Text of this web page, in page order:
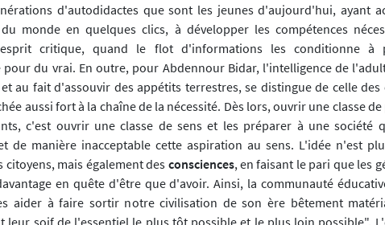
d'autodidactes que sont les jeunes d'aujourd'hui, ayant
monde en quelques clics, à développer les compétences
critique, quand le flot d'informations les conditionne à
pour du vrai. En outre, pour Abdennour Bidar, l'intelligence de
au fait d'assouvir des appétits terrestres, se distingue de celle des
aussi fort à la chaîne de la nécessité. Dès lors, ouvrir une classe
c'est ouvrir une classe de sens et les préparer à une société
de manière inacceptable cette aspiration au sens. L'idée n'est
citoyens, mais également des consciences, en faisant le pari que les
en quête d'être que d'avoir. Ainsi, la communauté
aider à faire sortir notre civilisation de son ère bêtement
leur soif de l'essentiel le plus tôt possible et le plus loin possible".